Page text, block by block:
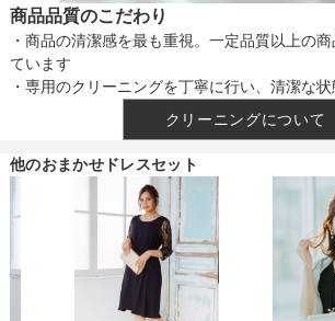
商品品質のこだわり
・商品の清潔感を最も重視。一定品質以上の
ています
・専用のクリーニングを丁寧に行い、清潔な
クリーニングについて
他のおまかせドレスセット